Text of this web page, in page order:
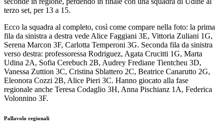
terzo set, per 13 a 15.
Ecco la squadra al completo, così come compare nella foto: la prima
fila da sinistra a destra vede Alice Faggiani 3E, Vittoria Zuliani 1G,
Serena Marcon 3F, Carlotta Temperoni 3G. Seconda fila da sinistra
verso destra: professoressa Rodriguez, Agata Crucitti 1G, Marta
Udina 2A, Sofia Cerebuch 2B, Audrey Frediane Tientcheu 3D,
Vanessa Zuttion 3C, Cristina Sblattero 2C, Beatrice Canarutto 2G,
Eleonora Cozzi 2B, Alice Pieri 3C. Hanno giocato alla fase
regionale anche Teresa Codaglio 3H, Anna Pischianz 1A, Federica
Volonnino 3F.
Pallavolo regionali